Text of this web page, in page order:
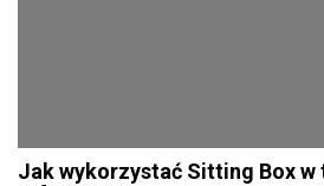
Jak wykorzystać Sitting Box w